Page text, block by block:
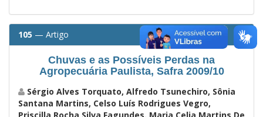
105 — Artigo
Chuvas e as Possíveis Perdas na
Agropecuária Paulista, Safra 2009/10
Sérgio Alves Torquato, Alfredo Tsunechiro, Sônia
Santana Martins, Celso Luís Rodrigues Vegro,